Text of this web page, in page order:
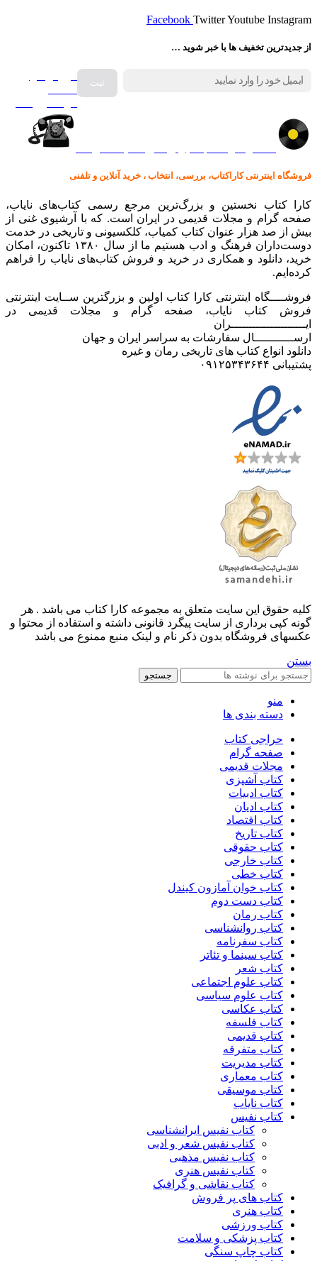
Facebook TwitterYoutube Instagram
از جدیدترین تخفیف ها با خبر شوید …
فروش انواع
فروشگاه اینترنتی کاراکتاب، بررسی، انتخاب ، خرید آنلاین و تلفنی
کارا کتاب نخستین و بزرگ‌ترین مرجع رسمی کتاب‌های نایاب،
صفحه گرام و مجلات قدیمی در ایران است. که با آرشیوی غنی از
بیش از صد هزار عنوان کتاب کمیاب، کلکسیونی و تاریخی در خدمت
دوست‌داران فرهنگ و ادب هستیم ما از سال ۱۳۸۰ تاکنون، امکان
خرید، دانلود و همکاری در خرید و فروش کتاب‌های نایاب را فراهم
کرده‌ایم.
فروشــــگاه اینترنتی کارا کتاب اولین و بزرگترین ســایت اینترنتی
فروش کتاب نایاب، صفحه گرام و مجلات قدیمی در
ایـــــــــــــــــــــران
ارســـــــــــال سفارشات به سراسر ایران و جهان
دانلود انواع کتاب های تاریخی رمان و غیره
پشتیبانی ۰۹۱۲۵۳۴۳۶۴۴
کليه حقوق اين سايت متعلق به مجموعه کارا کتاب می باشد . هر
گونه کپی برداری از سایت پیگرد قانونی داشته و استفاده از محتوا و
عکسهای فروشگاه بدون ذکر نام و لینک منبع ممنوع می باشد
بستن
جستجو
منو
دسته بندی ها
حراجی کتاب
صفحه گرام
مجلات قدیمی
کتاب آشپزی
کتاب ادبیات
کتاب ادیان
کتاب اقتصاد
کتاب تاریخ
کتاب حقوقی
کتاب خارجی
کتاب خطی
کتاب خوان آمازون کیندل
کتاب دست دوم
کتاب رمان
کتاب روانشناسی
کتاب سفرنامه
کتاب سینما و تئاتر
کتاب شعر
کتاب علوم اجتماعی
کتاب علوم سیاسی
کتاب عکاسی
کتاب فلسفه
کتاب قدیمی
کتاب متفرقه
کتاب مدیریت
کتاب معماری
کتاب موسیقی
کتاب نایاب
کتاب نفیس
کتاب نفیس ایرانشناسی
کتاب نفیس شعر و ادبی
کتاب نفیس مذهبی
کتاب نفیس هنری
کتاب نقاشی و گرافیک
کتاب های پر فروش
کتاب هنری
کتاب ورزشی
کتاب پزشکی و سلامت
کتاب چاپ سنگی